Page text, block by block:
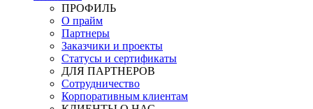
ПРОФИЛЬ
О прайм
Партнеры
Заказчики и проекты
Статусы и сертификаты
ДЛЯ ПАРТНЕРОВ
Сотрудничество
Корпоративным клиентам